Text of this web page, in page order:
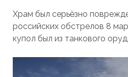
Храм был серьёзно
российских обстрелов 8
купол был из танкового